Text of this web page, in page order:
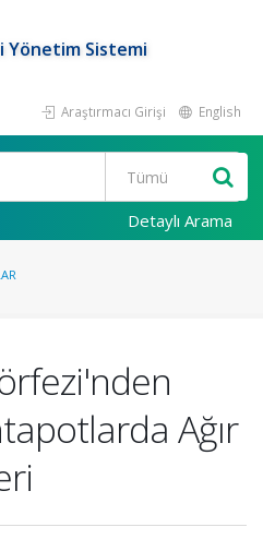
Yönetim Sistemi
Araştırmacı Girişi English
Detaylı Arama
Ağır